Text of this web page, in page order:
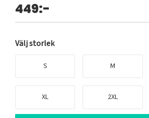
449:-
Välj storlek
S M
XL 2XL